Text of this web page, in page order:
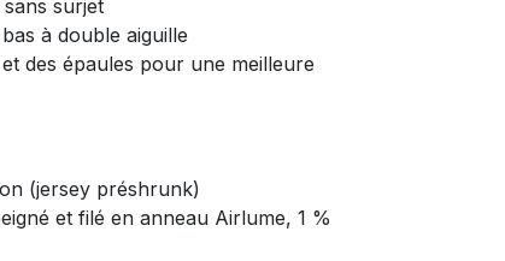
surjet
à double aiguille
des épaules pour une meilleure
(jersey préshrunk)
et filé en anneau Airlume, 1 %